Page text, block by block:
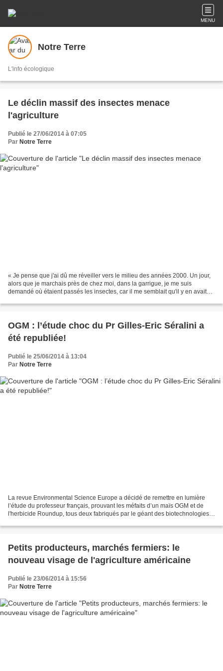
MENU
Notre Terre
L'info écologique
Le déclin massif des insectes menace
l'agriculture
Publié le 27/06/2014 à 07:05
Par Notre Terre
« Je pense que j'ai dû me réveiller vers le milieu des années 2000. Un jour,
alors que je marchais près de chez moi, dans la garrigue, je me suis
demandé où étaient passés les insectes, car il me semblait qu'il y en avait
OGM : l’étude choc du Pr Gilles-Eric Séralini a
été republiée!
Publié le 25/06/2014 à 13:04
Par Notre Terre
La revue Environmental Science Europe a décidé de remettre en lumière
l’étude du professeur français, prouvant les méfaits d’un maïs OGM et de
l'herbicide Roundup, tous deux fabriqués par le géant des biotechnologies
Petits producteurs, marchés fermiers: le
nouveau visage de l'agriculture américaine
Publié le 23/06/2014 à 15:56
Par Notre Terre